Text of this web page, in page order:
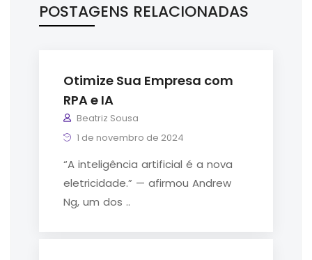
POSTAGENS RELACIONADAS
Otimize Sua Empresa com
RPA e IA
Beatriz Sousa
1 de novembro de 2024
“A inteligência artificial é a nova
eletricidade.” — afirmou Andrew
Ng, um dos ..